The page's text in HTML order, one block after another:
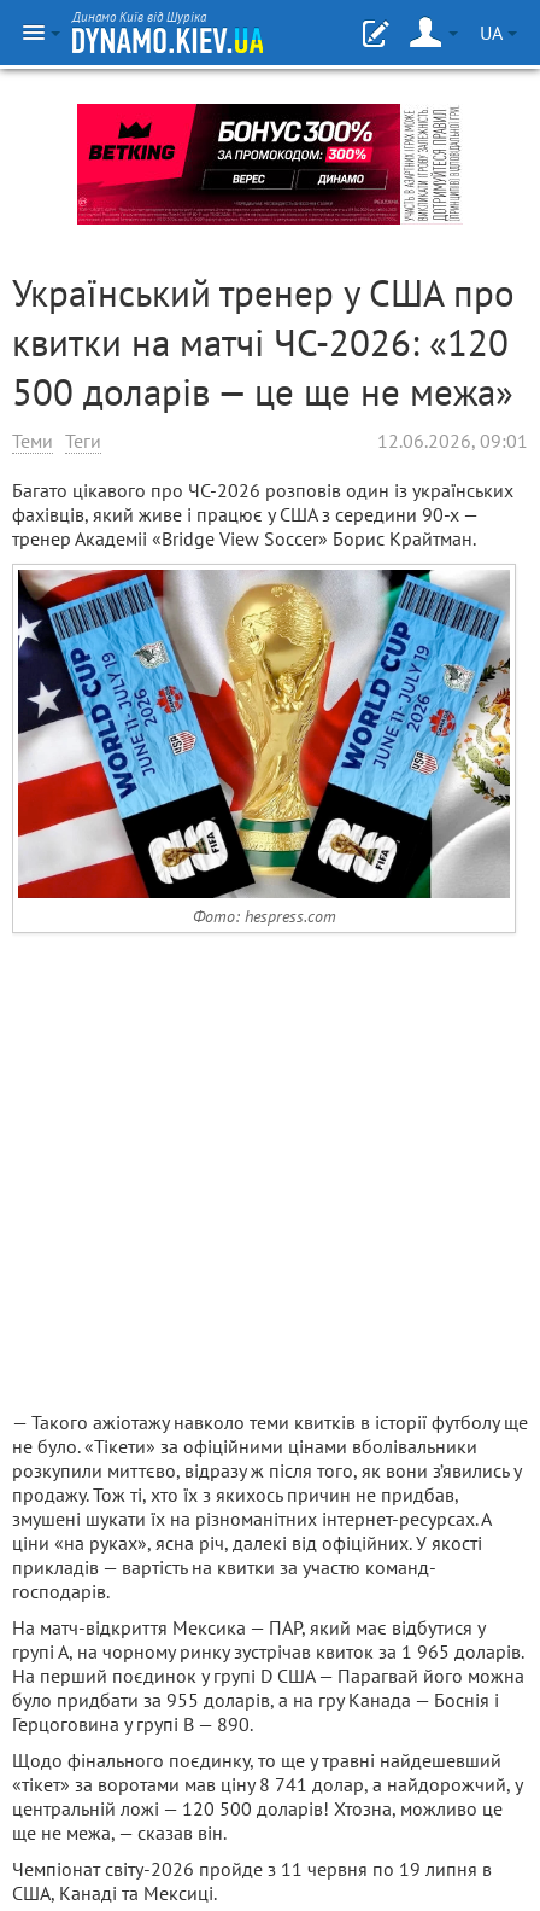
Динамо Київ від Шуріка
UA
Український тренер у США про
квитки на матчі ЧС-2026: «120
500 доларів — це ще не межа»
Теми Теги 12.06.2026, 09:01
Багато цікавого про ЧС-2026 розповів один із українських
фахівців, який живе і працює у США з середини 90-х —
тренер Академіі «Bridge View Soccer» Борис Крайтман.
Фото: hespress.com
— Такого ажіотажу навколо теми квитків в історії футболу ще
не було. «Тікети» за офіційними цінами вболівальники
розкупили миттєво, відразу ж після того, як вони з’явились у
продажу. Тож ті, хто їх з якихось причин не придбав,
змушені шукати їх на різноманітних інтернет-ресурсах. А
ціни «на руках», ясна річ, далекі від офіційних. У якості
прикладів — вартість на квитки за участю команд-
господарів.
На матч-відкриття Мексика — ПАР, який має відбутися у
групі А, на чорному ринку зустрічав квиток за 1 965 доларів.
На перший поєдинок у групі D США — Парагвай його можна
було придбати за 955 доларів, а на гру Канада — Боснія і
Герцоговина у групі В — 890.
Щодо фінального поєдинку, то ще у травні найдешевший
«тікет» за воротами мав ціну 8 741 долар, а найдорожчий, у
центральній ложі — 120 500 доларів! Хтозна, можливо це
ще не межа, — сказав він.
Чемпіонат світу-2026 пройде з 11 червня по 19 липня в
США, Канаді та Мексиці.